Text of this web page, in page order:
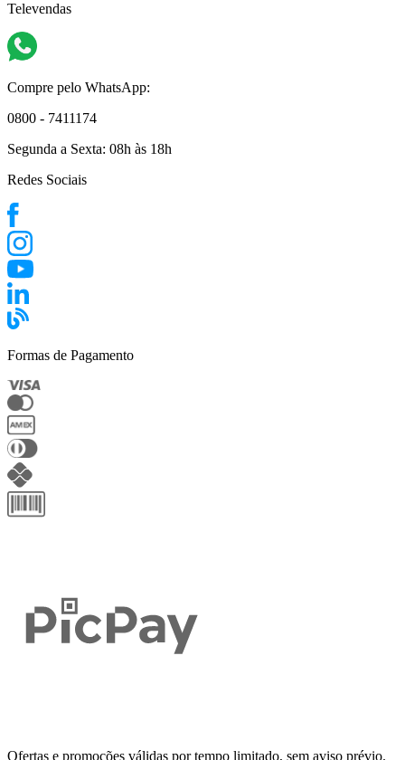
Televendas
Compre pelo WhatsApp:
0800 - 7411174
Segunda a Sexta: 08h às 18h
Redes Sociais
Formas de Pagamento
Ofertas e promoções válidas por tempo limitado, sem aviso prévio.